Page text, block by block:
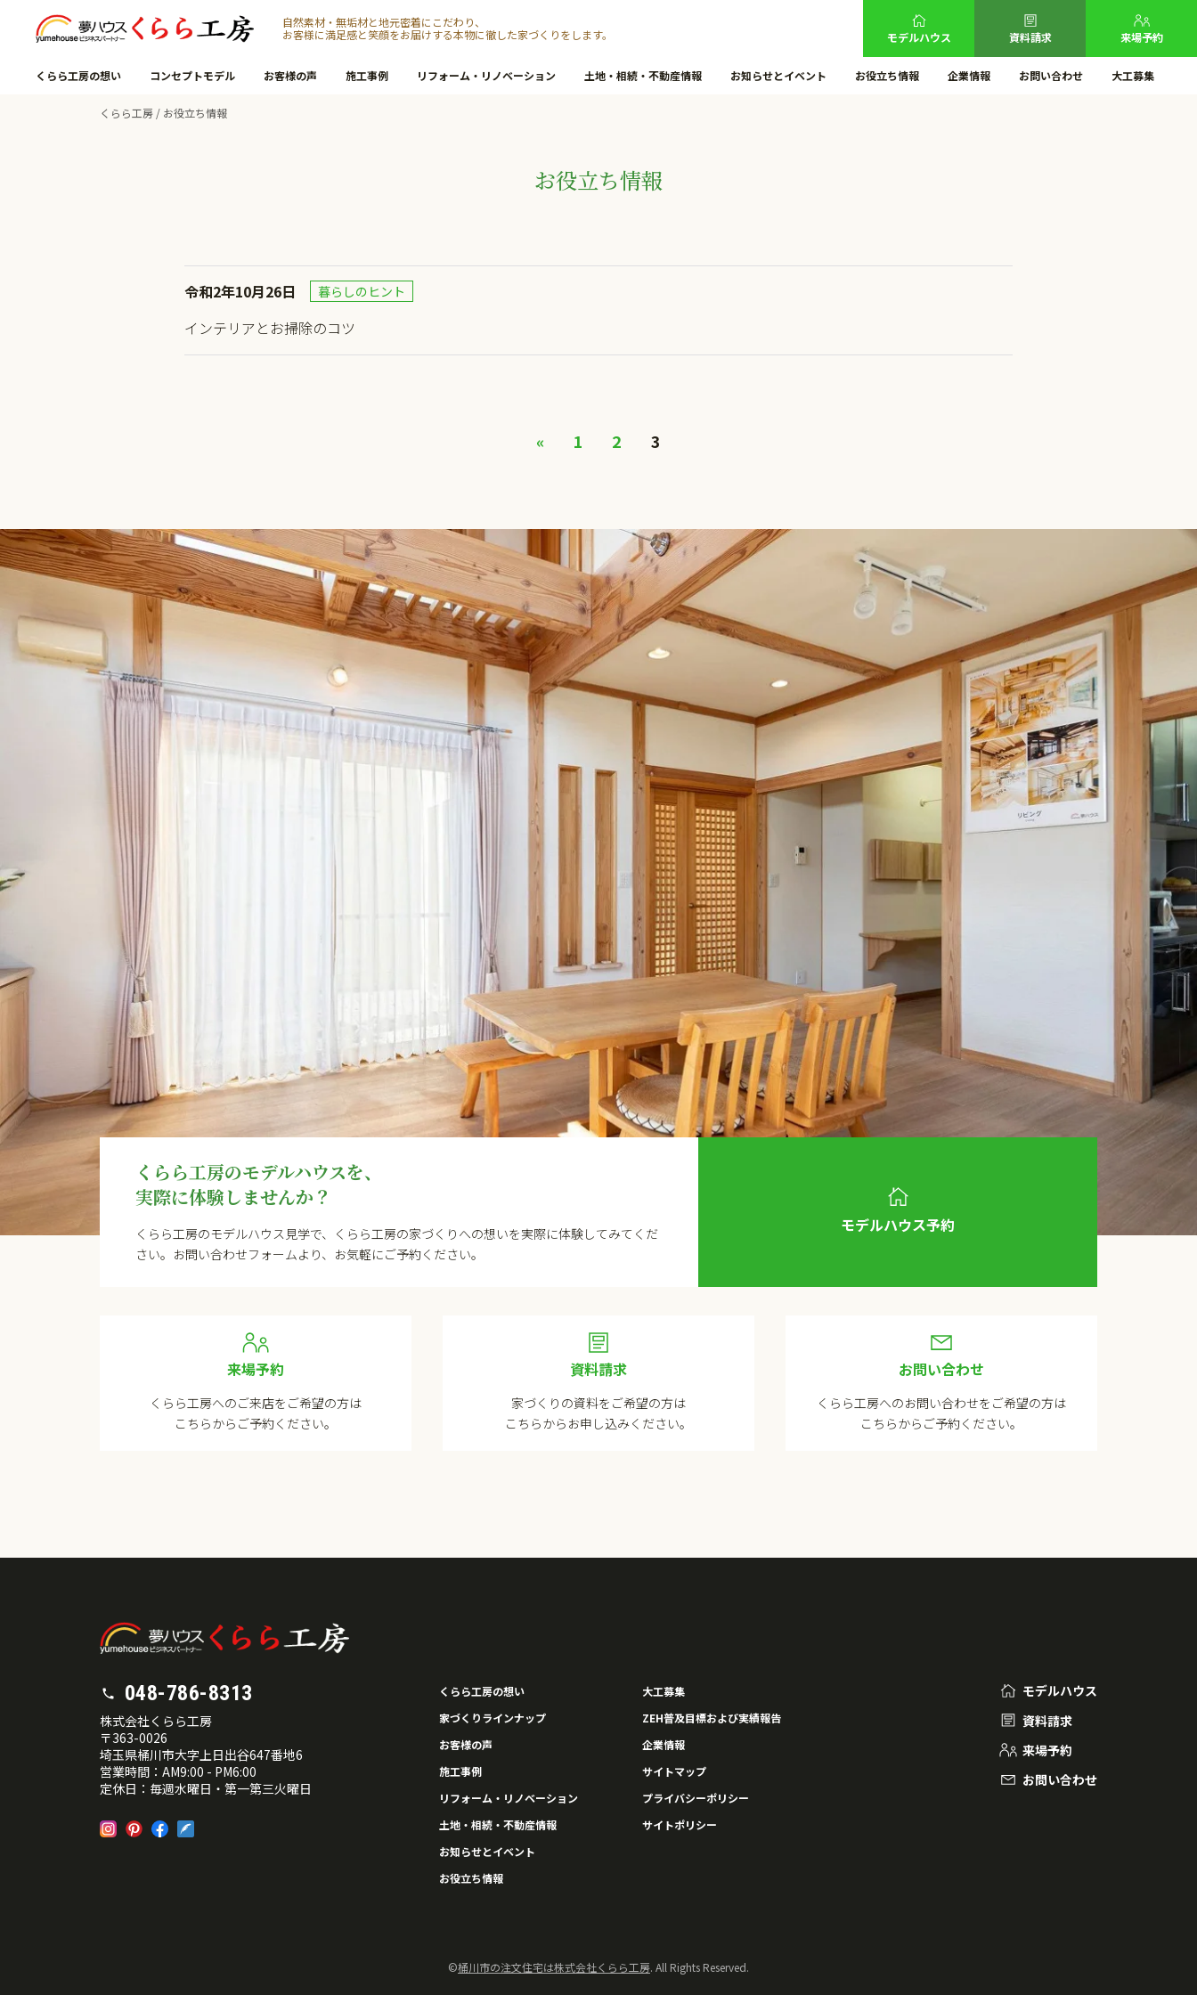
自然素材・無垢材と地元密着にこだわり、
お客様に満足感と笑顔をお届けする本物に徹した家づくりをします。
モデルハウス 資料請求 来場予約
くらら工房の想い コンセプトモデル お客様の声 施工事例 リフォーム・リノベーション 土地・相続・不動産情報 お知らせとイベント お役立ち情報 企業情報 お問い合わせ 大工募集
くらら工房 / お役立ち情報
お役立ち情報
令和2年10月26日 暮らしのヒント
インテリアとお掃除のコツ
« 1 2 3
くらら工房のモデルハウスを、
実際に体験しませんか？
くらら工房のモデルハウス見学で、くらら工房の家づくりへの想いを実際に体験してみてくだ
さい。お問い合わせフォームより、お気軽にご予約ください。
モデルハウス予約
来場予約
くらら工房へのご来店をご希望の方は
こちらからご予約ください。
資料請求
家づくりの資料をご希望の方は
こちらからお申し込みください。
お問い合わせ
くらら工房へのお問い合わせをご希望の方は
こちらからご予約ください。
048-786-8313
株式会社くらら工房
〒363-0026
埼玉県桶川市大字上日出谷647番地6
営業時間：AM9:00 - PM6:00
定休日：毎週水曜日・第一第三火曜日
くらら工房の想い
家づくりラインナップ
お客様の声
施工事例
リフォーム・リノベーション
土地・相続・不動産情報
お知らせとイベント
お役立ち情報
大工募集
ZEH普及目標および実績報告
企業情報
サイトマップ
プライバシーポリシー
サイトポリシー
モデルハウス
資料請求
来場予約
お問い合わせ
©桶川市の注文住宅は株式会社くらら工房. All Rights Reserved.